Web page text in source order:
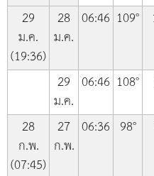
29
ม.ค.
(19:36)
28
ม.ค.
06:46 109°
29
ม.ค.
06:46 108°
28
ก.พ.
(07:45)
27
ก.พ.
06:36 98°